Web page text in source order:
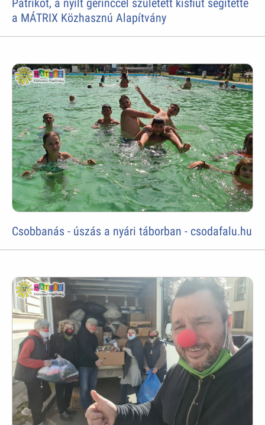
Patrikot, a nyílt gerinccel született kisfiút segítette
a MÁTRIX Közhasznú Alapítvány
Csobbanás - úszás a nyári táborban - csodafalu.hu